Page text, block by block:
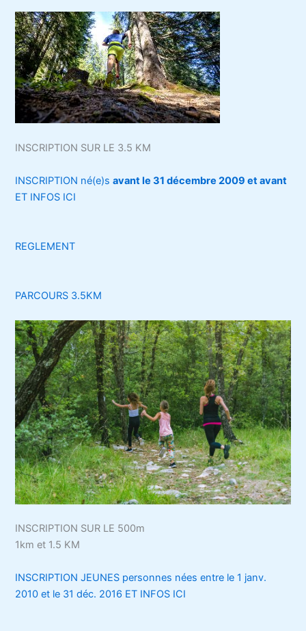
INSCRIPTION SUR LE 3.5 KM
INSCRIPTION né(e)savant le 31 décembre 2009 et avant
ET INFOS ICI
REGLEMENT
PARCOURS 3.5KM
INSCRIPTION SUR LE 500m
1km et 1.5 KM
INSCRIPTION JEUNES personnes nées entre le 1 janv.
2010 et le 31 déc. 2016 ET INFOS ICI